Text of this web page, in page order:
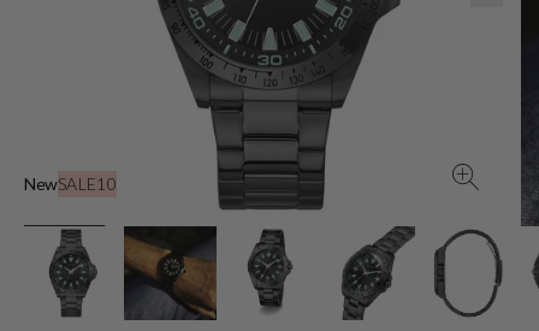
NewSALE10
Medien
1
in
der
Galerieansicht